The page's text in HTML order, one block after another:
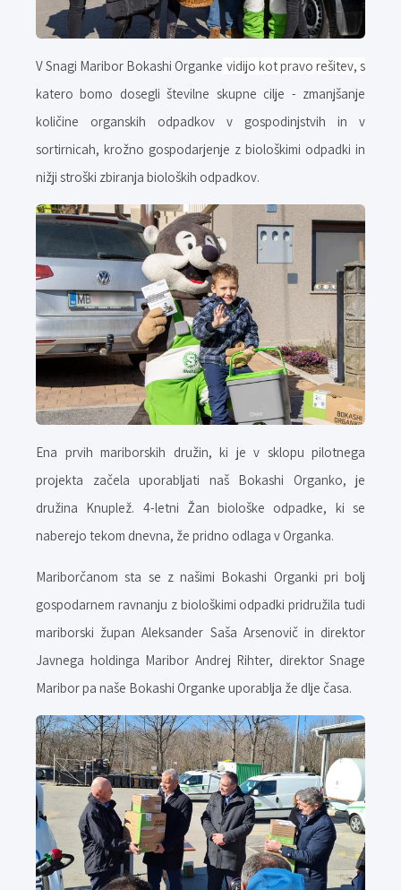
V Snagi Maribor Bokashi Organke vidijo kot pravo rešitev, s
katero bomo dosegli številne skupne cilje - zmanjšanje
količine organskih odpadkov v gospodinjstvih in v
sortirnicah, krožno gospodarjenje z biološkimi odpadki in
nižji stroški zbiranja bioloških odpadkov.
Ena prvih mariborskih družin, ki je v sklopu pilotnega
projekta začela uporabljati naš Bokashi Organko, je
družina Knuplež. 4-letni Žan biološke odpadke, ki se
naberejo tekom dnevna, že pridno odlaga v Organka.
Mariborčanom sta se z našimi Bokashi Organki pri bolj
gospodarnem ravnanju z biološkimi odpadki pridružila tudi
mariborski župan Aleksander Saša Arsenovič in direktor
Javnega holdinga Maribor Andrej Rihter, direktor Snage
Maribor pa naše Bokashi Organke uporablja že dlje časa.